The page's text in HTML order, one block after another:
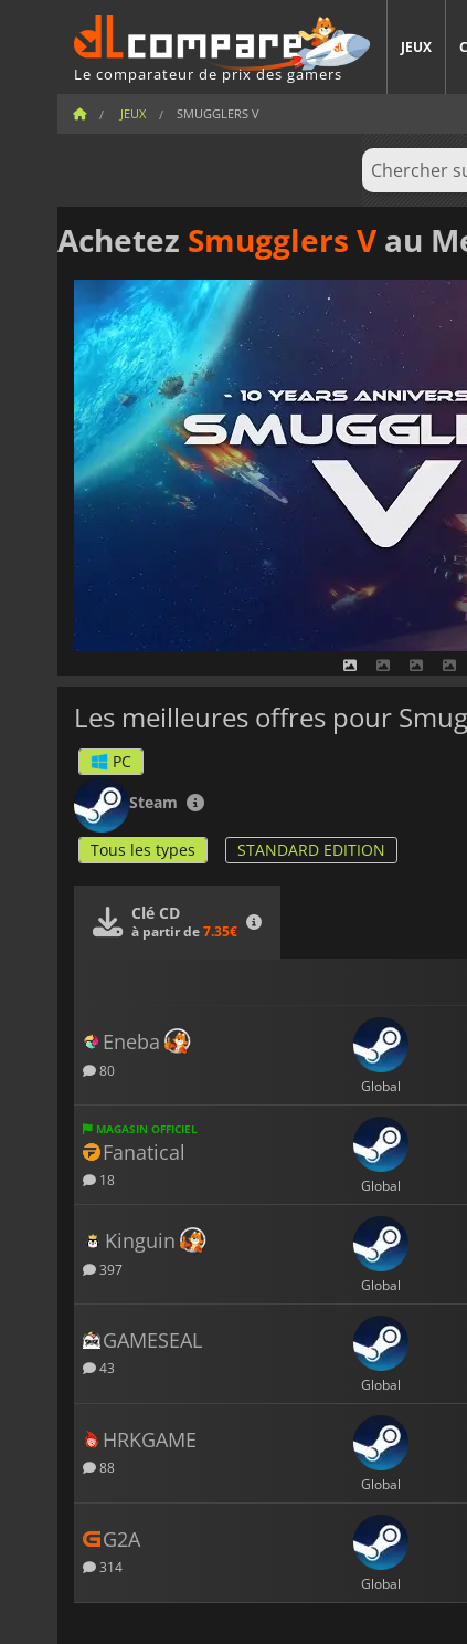
Le comparateur de prix des gamers
JEUX
JEUX SMUGGLERS V
Achetez Smugglers V au
Les meilleures offres pour
PC
Steam
Tous les types STANDARD EDITION
Clé CD
à partir de7.35€
Eneba
80
Global
MAGASIN OFFICIEL
Fanatical
18 Global
Kinguin
397
Global
GAMESEAL
43
Global
HRKGAME
88
Global
G2A
314
Global